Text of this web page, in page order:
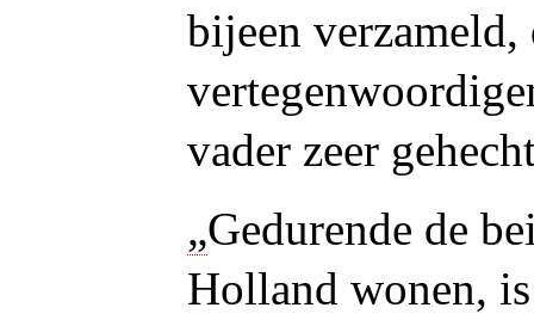
bijeen
vader zeer
„Gedurende de
Holland wonen,